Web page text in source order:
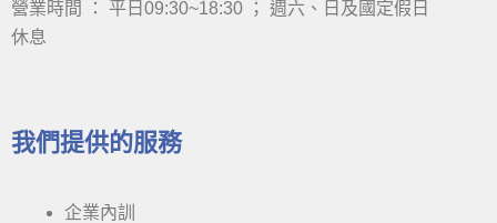
營業時間 ： 平日09:30~18:30 ； 週六、日及國定假日
休息
我們提供的服務
企業內訓